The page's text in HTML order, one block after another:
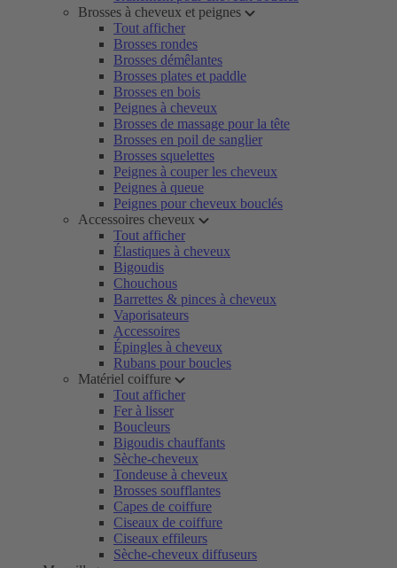
Brosses à cheveux et peignes
Tout afficher
Brosses rondes
Brosses démêlantes
Brosses plates et paddle
Brosses en bois
Peignes à cheveux
Brosses de massage pour la tête
Brosses en poil de sanglier
Brosses squelettes
Peignes à couper les cheveux
Peignes à queue
Peignes pour cheveux bouclés
Accessoires cheveux
Tout afficher
Élastiques à cheveux
Bigoudis
Chouchous
Barrettes & pinces à cheveux
Vaporisateurs
Accessoires
Épingles à cheveux
Rubans pour boucles
Matériel coiffure
Tout afficher
Fer à lisser
Boucleurs
Bigoudis chauffants
Sèche-cheveux
Tondeuse à cheveux
Brosses soufflantes
Capes de coiffure
Ciseaux de coiffure
Ciseaux effileurs
Sèche-cheveux diffuseurs